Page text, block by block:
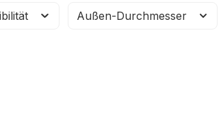
Außen-Durchmesser